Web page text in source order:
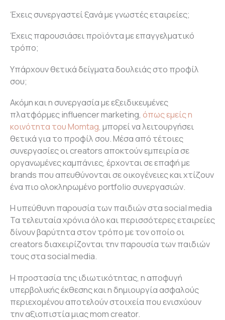
Έχεις συνεργαστεί ξανά με γνωστές εταιρείες;
Έχεις παρουσιάσει προϊόντα με επαγγελματικό
τρόπο;
Υπάρχουν θετικά δείγματα δουλειάς στο προφίλ
σου;
Ακόμη και η συνεργασία με εξειδικευμένες
πλατφόρμες influencer marketing, όπως εμείς η
κοινότητα του Momtag, μπορεί να λειτουργήσει
θετικά για το προφίλ σου. Μέσα από τέτοιες
συνεργασίες οι creators αποκτούν εμπειρία σε
οργανωμένες καμπάνιες, έρχονται σε επαφή με
brands που απευθύνονται σε οικογένειες και χτίζουν
ένα πιο ολοκληρωμένο portfolio συνεργασιών.
Η υπεύθυνη παρουσία των παιδιών στα social media
Τα τελευταία χρόνια όλο και περισσότερες εταιρείες
δίνουν βαρύτητα στον τρόπο με τον οποίο οι
creators διαχειρίζονται την παρουσία των παιδιών
τους στα social media.
Η προστασία της ιδιωτικότητας, η αποφυγή
υπερβολικής έκθεσης και η δημιουργία ασφαλούς
περιεχομένου αποτελούν στοιχεία που ενισχύουν
την αξιοπιστία μιας mom creator.